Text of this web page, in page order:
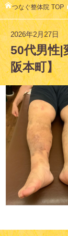
つなぐ整体院 TOP
2026年2月27日
50代男性|
阪本町】